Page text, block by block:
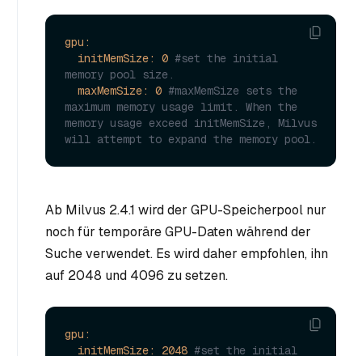
gpu:
initMemSize:
0 #set the initial
memory pool size.
maxMemSize:
0 #maxMemSize sets the
maximum memory usage limit. When the
memory usage exceed initMemSize, Milvus
Ab Milvus 2.4.1 wird der GPU-Speicherpool nur
noch für temporäre GPU-Daten während der
Suche verwendet. Es wird daher empfohlen, ihn
auf 2048 und 4096 zu setzen.
gpu:
initMemSize:
2048 #set the initial